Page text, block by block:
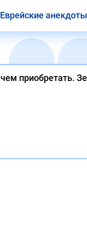
Еврейские анекдоты
приобретать.